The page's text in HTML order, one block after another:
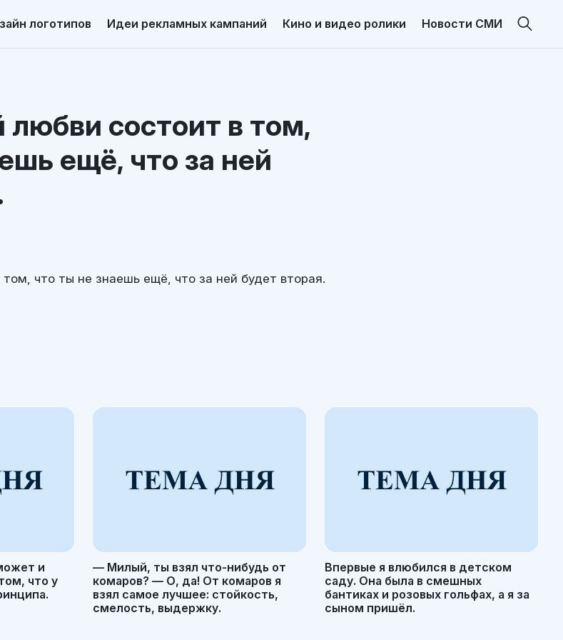
логотипов Идеи рекламных кампаний Кино и видео ролики Новости СМИ
любви состоит в том,
ещё, что за ней
что ты не знаешь ещё, что за ней будет вторая.
и
что у
— Милый, ты взял что-нибудь от
комаров? — О, да! От комаров я
взял самое лучшее: стойкость,
смелость, выдержку.
Впервые я влюбился в детском
саду. Она была в смешных
бантиках и розовых гольфах, а я за
сыном пришёл.